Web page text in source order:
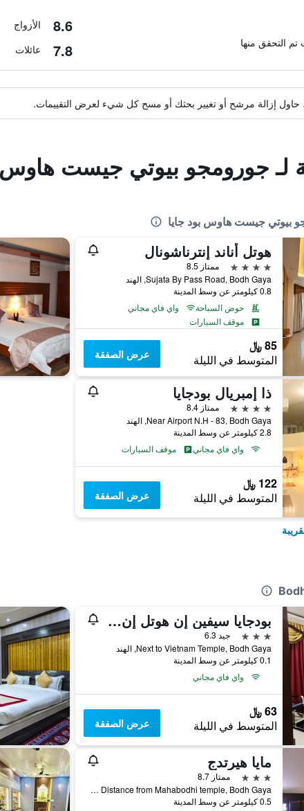
8.6 الأزواج
7.8 عائلات
حاول إزالة مرشح أو تغيير بحثك أو مسح كل شيء لعرض التقييمات.
لـ جورومجو بيوتي جيست هاوس
بيوتي جيست هاوس بود جايا
هوتل أناند إنترناشونال
4 نجوم
ممتاز 8.5
Sujata By Pass Road, Bodh Gaya, الهند
0.8 كيلومتر عن وسط المدينة
حوض السباحة
واي فاي مجاني
موقف السيارات
85 ﷼
المتوسط في الليلة عرض الصفقة
ذا إمبريال بودجايا
4 نجوم
ممتاز 8.4
Near Airport N.H - 83, Bodh Gaya, الهند
2.8 كيلومتر عن وسط المدينة
واي فاي مجاني
موقف السيارات
122 ﷼
المتوسط في الليلة عرض الصفقة
بودجايا سيفين إن هوتل إن ريستورانت
3 نجوم
جيد 6.3
Next to Vietnam Temple, Bodh Gaya, الهند
0.1 كيلومتر عن وسط المدينة
واي فاي مجاني
63 ﷼
المتوسط في الليلة عرض الصفقة
مايا هيرتدج
3 نجوم
ممتاز 8.7
Opposite thai temple walk in Distance from Mahabodhi temple, Bodh Gaya, الهند
0.5 كيلومتر عن وسط المدينة